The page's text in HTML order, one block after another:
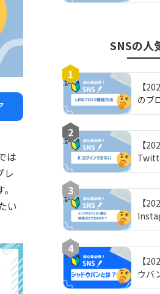
は
レ
い
SNSの人
1
【
のブ
とめ
2
【
でき
3
【
ー欄
用の
4
【
ウバ
解除